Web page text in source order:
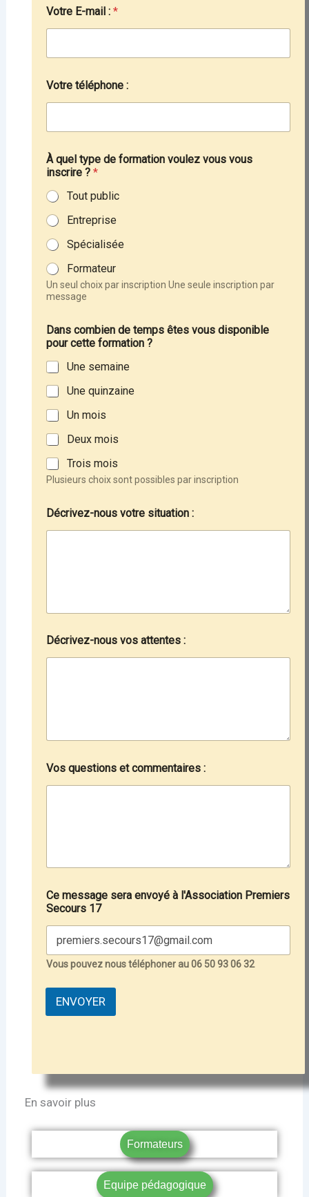
Votre E-mail :*
Votre téléphone :
À quel type de formation voulez vous vous
inscrire ?*
Tout public
Entreprise
Spécialisée
Formateur
Un seul choix par inscription Une seule inscription par
message
v
o
s
t
e
m
p
s
Dans combien de temps êtes vous disponible
pour cette formation ?
Une semaine
Une quinzaine
Un mois
Deux mois
Trois mois
Plusieurs choix sont possibles par inscription
Décrivez-nous votre situation :
Décrivez-nous vos attentes :
Vos questions et commentaires :
Ce message sera envoyé à l'Association Premiers
Secours 17
Vous pouvez nous téléphoner au 06 50 93 06 32
ENVOYER
En savoir plus
Formateurs
Equipe pédagogique